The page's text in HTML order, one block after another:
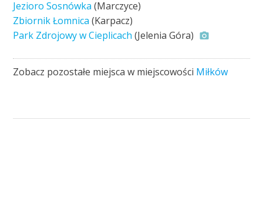
Jezioro Sosnówka (Marczyce)
Zbiornik Łomnica (Karpacz)
Park Zdrojowy w Cieplicach (Jelenia Góra)
Zobacz pozostałe miejsca w miejscowości Miłków